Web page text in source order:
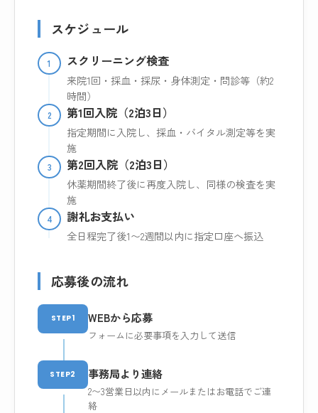
スケジュール
1 スクリーニング検査
来院1回・採血・採尿・身体測定・問診等（約2
時間）
2 第1回入院（2泊3日）
指定期間に入院し、採血・バイタル測定等を実
施
3 第2回入院（2泊3日）
休薬期間終了後に再度入院し、同様の検査を実
施
4 謝礼お支払い
全日程完了後1〜2週間以内に指定口座へ振込
応募後の流れ
STEP1 WEBから応募
フォームに必要事項を入力して送信
STEP2 事務局より連絡
2〜3営業日以内にメールまたはお電話でご連
絡